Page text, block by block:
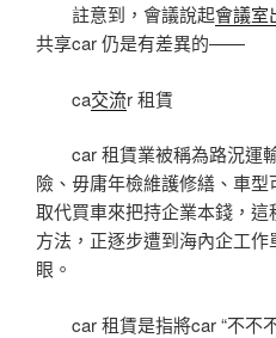
註意到，會議說起會議室
共享car 仍是有差異的——
ca交流r 租賃
car 租賃業被稱為路況運
險、毋庸年檢維護修繕、車
取代買車來把持企業本錢，
方法，正逐步遭到海內企工
眼。
car 租賃是指將car “不不